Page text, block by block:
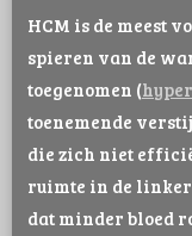
HCM is de meest
spieren van de
toegenomen (
toenemende
die zich niet
ruimte in de
dat minder bloed